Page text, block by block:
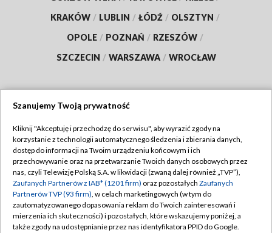
KRAKÓW / LUBLIN / ŁÓDŹ / OLSZTYN /
OPOLE / POZNAŃ / RZESZÓW /
SZCZECIN / WARSZAWA / WROCŁAW
TVP
Abonament TVP
Emisja w TVP
Centrum informacji TVP
Naziemna Telewizja Cyfrowa
Regulamin TVP
Polityka prywatności
Moje zgody
Pomoc
Szanujemy Twoją prywatność
Kliknij "Akceptuję i przechodzę do serwisu", aby wyrazić zgody na
korzystanie z technologii automatycznego śledzenia i zbierania danych,
dostęp do informacji na Twoim urządzeniu końcowym i ich
przechowywanie oraz na przetwarzanie Twoich danych osobowych przez
nas, czyli Telewizję Polską S.A. w likwidacji (zwaną dalej również „TVP”),
Zaufanych Partnerów z IAB* (1201 firm) oraz pozostałych Zaufanych
Partnerów TVP (93 firm), w celach marketingowych (w tym do
zautomatyzowanego dopasowania reklam do Twoich zainteresowań i
mierzenia ich skuteczności) i pozostałych, które wskazujemy poniżej, a
także zgody na udostępnianie przez nas identyfikatora PPID do Google.